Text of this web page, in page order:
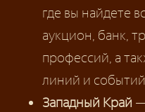
где вы найдете
аукцион, банк,
профессий, а
линий и
Западный Край